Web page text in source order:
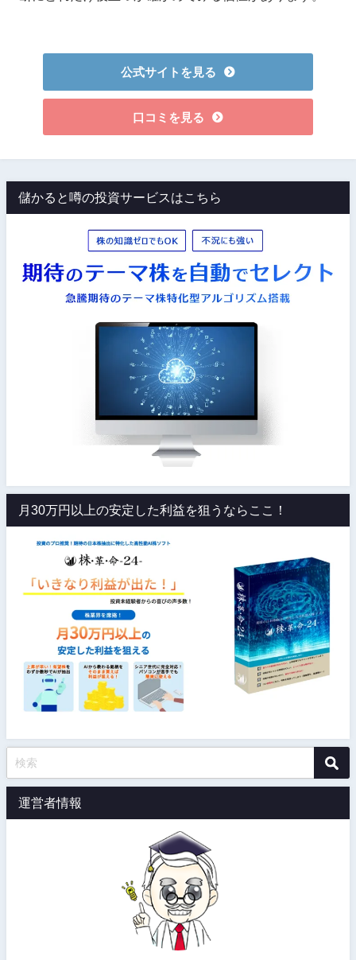
公式サイトを見る
口コミを見る
儲かると噂の投資サービスはこちら
月30万円以上の安定した利益を狙うならここ！
運営者情報